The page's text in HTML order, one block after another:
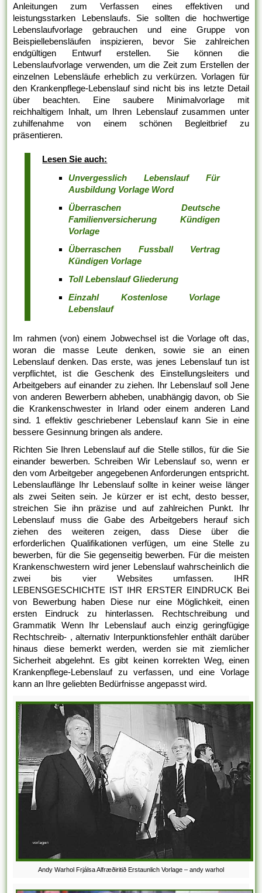
Anleitungen zum Verfassen eines effektiven und
leistungsstarken Lebenslaufs. Sie sollten die hochwertige
Lebenslaufvorlage gebrauchen und eine Gruppe von
Beispiellebensläufen inspizieren, bevor Sie zahlreichen
endgültigen Entwurf erstellen. Sie können die
Lebenslaufvorlage verwenden, um die Zeit zum Erstellen der
einzelnen Lebensläufe erheblich zu verkürzen. Vorlagen für
den Krankenpflege-Lebenslauf sind nicht bis ins letzte Detail
über beachten. Eine saubere Minimalvorlage mit
reichhaltigem Inhalt, um Ihren Lebenslauf zusammen unter
zuhilfenahme von einem schönen Begleitbrief zu
präsentieren.
Lesen Sie auch:
Unvergesslich Lebenslauf Für
Ausbildung Vorlage Word
Überraschen Deutsche
Familienversicherung Kündigen
Vorlage
Überraschen Fussball Vertrag
Kündigen Vorlage
Toll Lebenslauf Gliederung
Einzahl Kostenlose Vorlage
Lebenslauf
Im rahmen (von) einem Jobwechsel ist die Vorlage oft das,
woran die masse Leute denken, sowie sie an einen
Lebenslauf denken. Das erste, was jenes Lebenslauf tun ist
verpflichtet, ist die Geschenk des Einstellungsleiters und
Arbeitgebers auf einander zu ziehen. Ihr Lebenslauf soll Jene
von anderen Bewerbern abheben, unabhängig davon, ob Sie
die Krankenschwester in Irland oder einem anderen Land
sind. 1 effektiv geschriebener Lebenslauf kann Sie in eine
bessere Gesinnung bringen als andere.
Richten Sie Ihren Lebenslauf auf die Stelle stillos, für die Sie
einander bewerben. Schreiben Wir Lebenslauf so, wenn er
den vom Arbeitgeber angegebenen Anforderungen entspricht.
Lebenslauflänge Ihr Lebenslauf sollte in keiner weise länger
als zwei Seiten sein. Je kürzer er ist echt, desto besser,
streichen Sie ihn präzise und auf zahlreichen Punkt. Ihr
Lebenslauf muss die Gabe des Arbeitgebers herauf sich
ziehen des weiteren zeigen, dass Diese über die
erforderlichen Qualifikationen verfügen, um eine Stelle zu
bewerben, für die Sie gegenseitig bewerben. Für die meisten
Krankenschwestern wird jener Lebenslauf wahrscheinlich die
zwei bis vier Websites umfassen. IHR
LEBENSGESCHICHTE IST IHR ERSTER EINDRUCK Bei
von Bewerbung haben Diese nur eine Möglichkeit, einen
ersten Eindruck zu hinterlassen. Rechtschreibung und
Grammatik Wenn Ihr Lebenslauf auch einzig geringfügige
Rechtschreib- , alternativ Interpunktionsfehler enthält darüber
hinaus diese bemerkt werden, werden sie mit ziemlicher
Sicherheit abgelehnt. Es gibt keinen korrekten Weg, einen
Krankenpflege-Lebenslauf zu verfassen, und eine Vorlage
kann an Ihre geliebten Bedürfnisse angepasst wird.
Andy Warhol Frjálsa Alfræðiritið Erstaunlich Vorlage – andy warhol